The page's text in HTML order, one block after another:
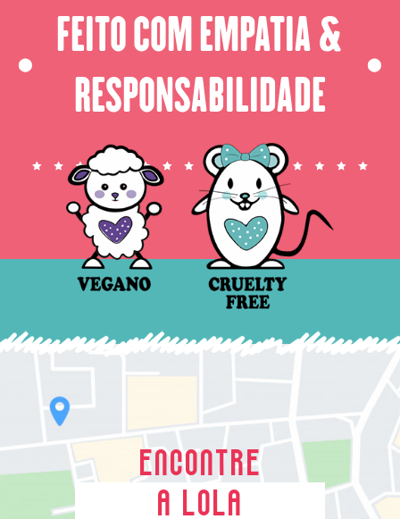
⬤
FEITO COM EMPATIA &
RESPONSABILIDADE
⬤
ENCONTRE
A LOLA